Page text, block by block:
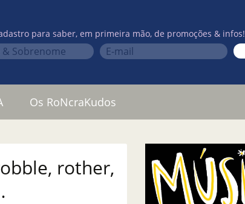
para saber, em primeira mão, de promoções & infos!
Os RoNcraKudos
rother,